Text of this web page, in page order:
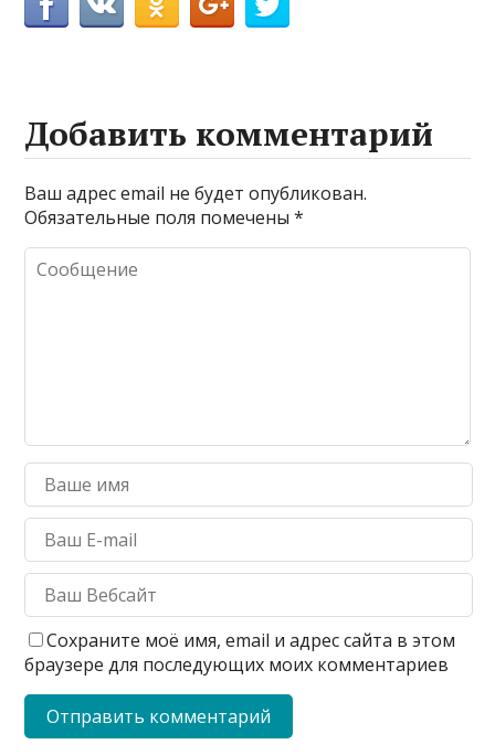
Добавить комментарий
Ваш адрес email не будет опубликован.
Обязательные поля помечены*
Сохраните моё имя, email и адрес сайта в этом
браузере для последующих моих комментариев